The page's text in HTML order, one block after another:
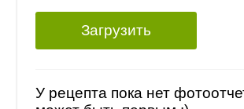
Загрузить
У рецепта пока нет